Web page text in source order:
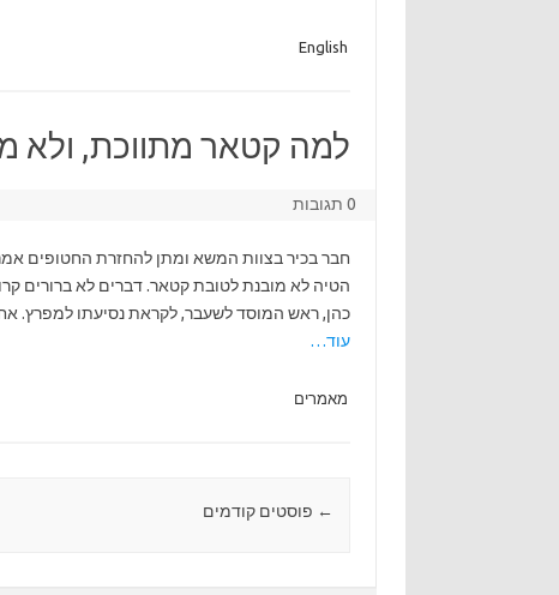
English
למה קטאר מתווכת, ולא
0 תגובות
חבר בכיר בצוות המשא ומתן להחזרת החטופים
הטיה לא מובנת לטובת קטאר. דברים לא ברורים
כהן, ראש המוסד לשעבר, לקראת נסיעתו למפרץ.
עוד…
מאמרים
Post navigation
← פוסטים קודמים